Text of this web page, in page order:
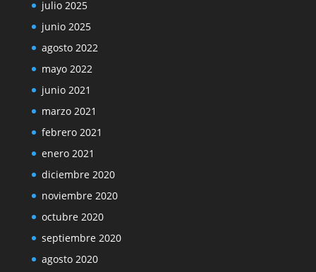
julio 2025
junio 2025
agosto 2022
mayo 2022
junio 2021
marzo 2021
febrero 2021
enero 2021
diciembre 2020
noviembre 2020
octubre 2020
septiembre 2020
agosto 2020